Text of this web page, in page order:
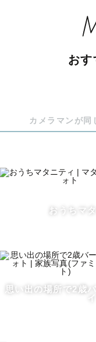
・前撮り / 後撮り/
・成人式・卒業式
詳細は下記【成人
※ 2025年4月より”
相談いただければ幸
（この1年間継続的
はじめまして！”も
おす
カメラマンが同
おうちマ
思い出の場所で2歳